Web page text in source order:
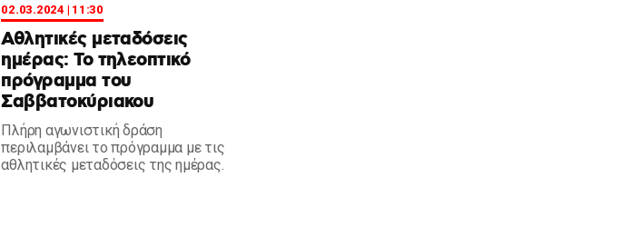
02.03.2024 | 11:30
Αθλητικές μεταδόσεις
ημέρας: Το τηλεοπτικό
πρόγραμμα του
Σαββατοκύριακου
Πλήρη αγωνιστική δράση
περιλαμβάνει το πρόγραμμα με τις
αθλητικές μεταδόσεις της ημέρας.